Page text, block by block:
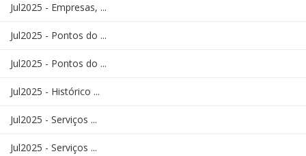
Jul2025 - Empresas, ...
Jul2025 - Pontos do ...
Jul2025 - Pontos do ...
Jul2025 - Histórico ...
Jul2025 - Serviços ...
Jul2025 - Serviços ...